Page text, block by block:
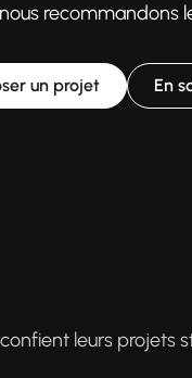
recommandons
un projet En
confient leurs projets